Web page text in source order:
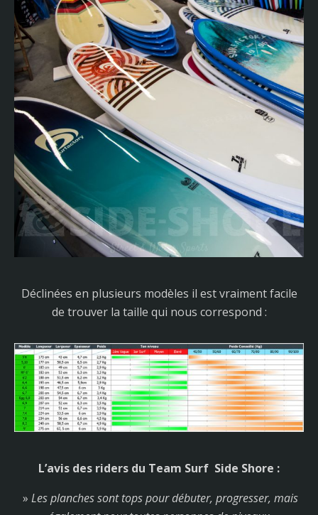
Déclinées en plusieurs modèles il est vraiment facile
de trouver la taille qui nous correspond :
L’avis des riders du Team Surf Side Shore :
» Les planches sont tops pour débuter, progresser, mais